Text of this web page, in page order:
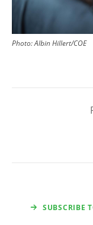
Photo: Albin Hillert/COE
SUBSCRIBE